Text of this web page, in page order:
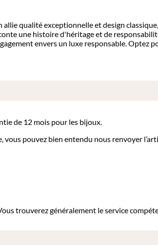
qualité exceptionnelle et design
une histoire d'héritage et de
envers un luxe responsable. Optez
de 12 mois pour les bijoux.
pouvez bien entendu nous renvoyer
trouverez généralement le service